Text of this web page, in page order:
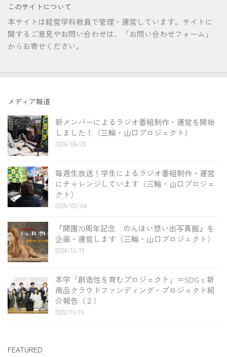
このサイトについて
本サイトは経営学科教員で管理・運営しています。サイトに
関するご意見やお問い合わせは、「お問い合わせフォーム」
からお寄せください。
メディア報道
新メンバーによるラジオ番組制作・運営を開始
しました！（三輪・山口プロジェクト）
2026/06/25
毎週生放送！学生によるラジオ番組制作・運営
にチャレンジしています（三輪・山口プロジェ
クト）
2025/02/06
『開園70周年記念 のんほい想い出写真館』を
企画・運営します（三輪・山口プロジェクト）
2024/12/19
本学「創造性を育むプロジェクト」＝SDGｓ新
商品クラウドファンディング・プロジェクト紹
介報告（２）
2022/11/15
FEATURED